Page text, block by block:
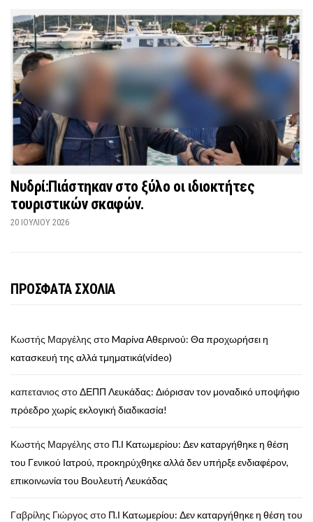
Νυδρί:Πιάστηκαν στο ξύλο οι ιδιοκτήτες
τουριστικών σκαφών.
20 ΙΟΥΛΊΟΥ 2026
ΠΡΟΣΦΑΤΑ ΣΧΟΛΙΑ
Κωστής Μαργέλης στοMαρίνα Αθερινού: Θα προχωρήσει η
κατασκευή της αλλά τμηματικά(video)
καπετανιος στοΔΕΠΠ Λευκάδας: Διόρισαν τον μοναδικό υποψήφιο
πρόεδρο χωρίς εκλογική διαδικασία!
Κωστής Μαργέλης στο Π.Ι Κατωμερίου: Δεν καταργήθηκε η θέση
του Γενικού Ιατρού, προκηρύχθηκε αλλά δεν υπήρξε ενδιαφέρον,
επικοινωνία του Βουλευτή Λευκάδας
Γαβρίλης Γιώργος στο Π.Ι Κατωμερίου: Δεν καταργήθηκε η θέση του